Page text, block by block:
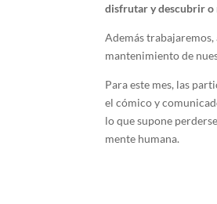
disfrutar y descubrir o
Además
mantenimiento de
Para este mes, las
el cómico y
lo que supone
mente humana.